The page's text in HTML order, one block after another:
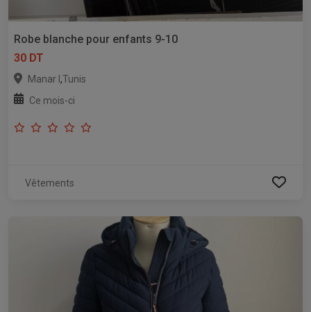
Robe blanche pour enfants 9-10
30 DT
Manar I ,Tunis
Ce mois-ci
Vêtements